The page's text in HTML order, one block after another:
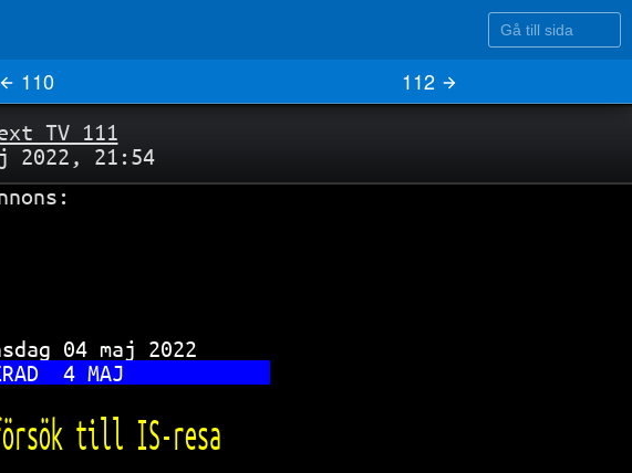
TV 111
2022, 21:54
04 maj 2022
4 MAJ
till IS-resa
Gå till sida
110 112